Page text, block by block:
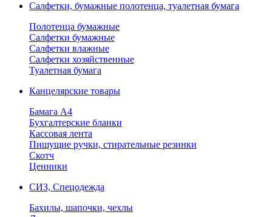
Салфетки, бумажные полотенца, туалетная бумага
Полотенца бумажные
Салфетки бумажные
Салфетки влажные
Салфетки хозяйственные
Туалетная бумага
Канцелярские товары
Бамага А4
Бухгалтерские бланки
Кассовая лента
Пишущие ручки, стирательные резинки
Скотч
Ценники
СИЗ, Спецодежда
Бахилы, шапочки, чехлы